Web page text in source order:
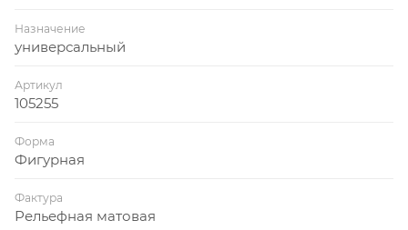
Назначение
универсальный
Артикул
105255
Форма
Фигурная
Фактура
Рельефная матовая